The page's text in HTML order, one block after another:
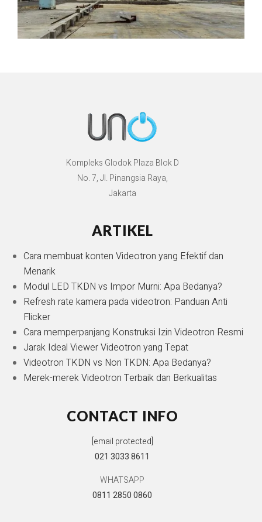
Kompleks Glodok Plaza Blok D
No. 7, Jl. Pinangsia Raya,
Jakarta
ARTIKEL
Cara membuat konten Videotron yang Efektif dan
Menarik
Modul LED TKDN vs Impor Murni: Apa Bedanya?
Refresh rate kamera pada videotron: Panduan Anti
Flicker
Cara memperpanjang Konstruksi Izin Videotron Resmi
Jarak Ideal Viewer Videotron yang Tepat
Videotron TKDN vs Non TKDN: Apa Bedanya?
Merek-merek Videotron Terbaik dan Berkualitas
CONTACT INFO
[email protected]
021 3033 8611
WHATSAPP
0811 2850 0860